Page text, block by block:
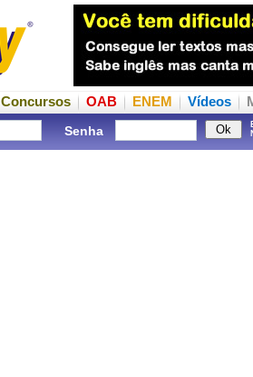
Concursos OAB ENEM Vídeos
Senha